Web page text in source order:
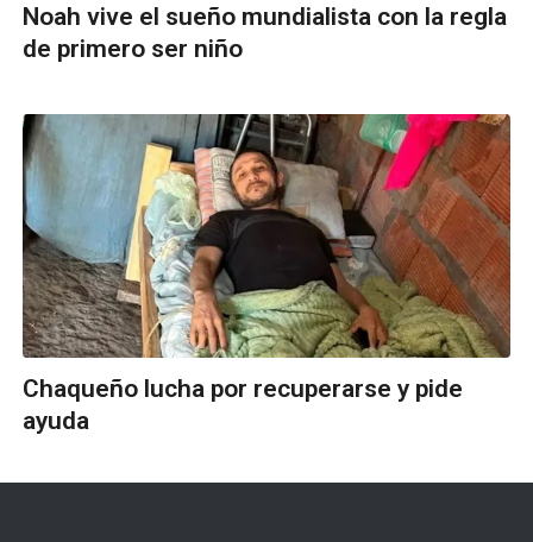
Noah vive el sueño mundialista con la regla
de primero ser niño
Chaqueño lucha por recuperarse y pide
ayuda